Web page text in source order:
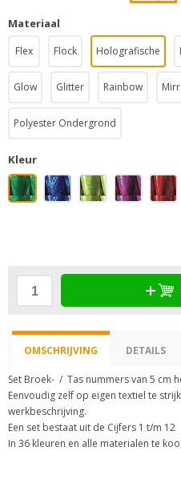
Materiaal
Flex Flock Holografische
Glow Glitter Rainbow
Polyester Ondergrond
Kleur
OMSCHRIJVING DETAILS
Set Broek- / Tas nummers van 5 cm
Eenvoudig zelf op eigen textiel te
werkbeschrijving.
Een set bestaat uit de Cijfers 1 t/m 12
In 36 kleuren en alle materialen te